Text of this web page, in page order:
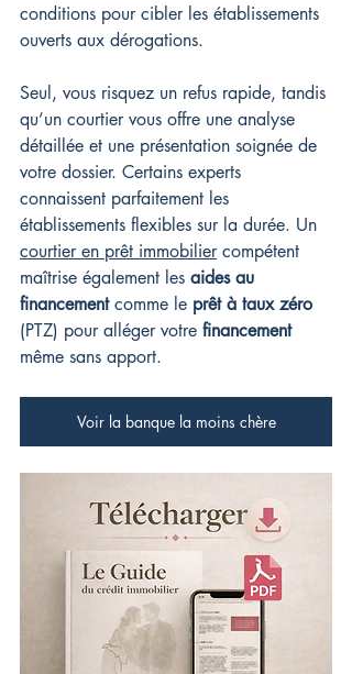
conditions pour cibler les établissements
ouverts aux dérogations.
Seul, vous risquez un refus rapide, tandis
qu’un courtier vous offre une analyse
détaillée et une présentation soignée de
votre dossier. Certains experts
connaissent parfaitement les
établissements flexibles sur la durée. Un
courtier en prêt immobilier compétent
maîtrise également les aides au
financement comme le prêt à taux zéro
(PTZ) pour alléger votre financement
même sans apport.
Voir la banque la moins chère